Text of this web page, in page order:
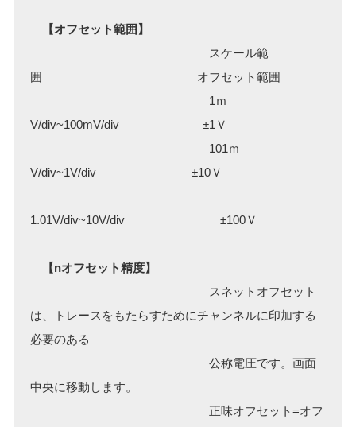
【オフセット範囲】
スケール範
囲 オフセット範囲
1ｍ
V/div~100mV/div ±1Ｖ
101ｍ
V/div~1V/div ±10Ｖ
1.01V/div~10V/div ±100Ｖ
【nオフセット精度】
スネットオフセット
は、トレースをもたらすためにチャンネルに印加する
必要のある
公称電圧です。画面
中央に移動します。
正味オフセット=オフ